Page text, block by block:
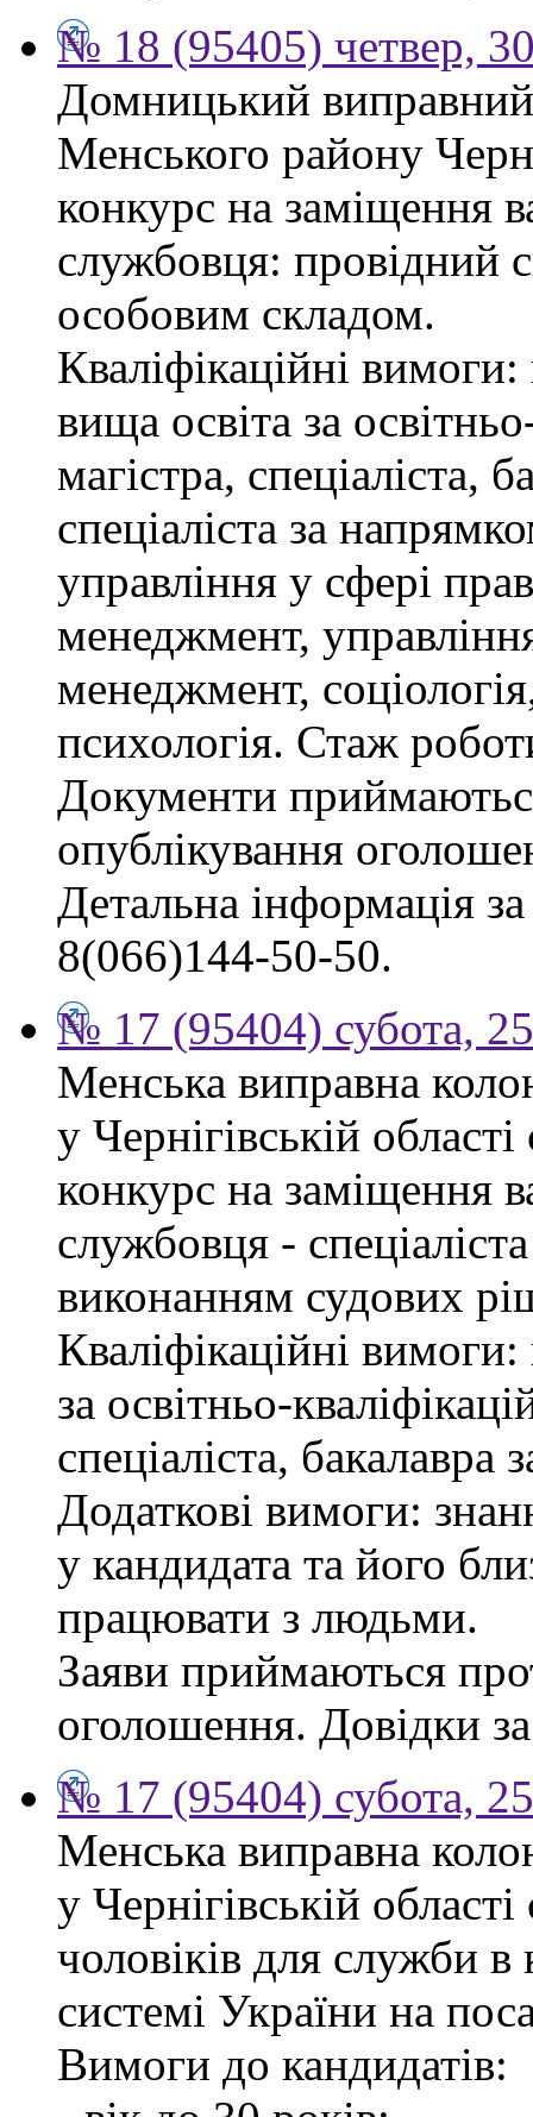
№ 18 (95405) четвер,
Домницький
Менського району
конкурс на заміщення
службовця: провідний
особовим складом.
Кваліфікаційні
вища освіта за
магістра, спеціаліста,
спеціаліста за
управління у сфері
менеджмент,
менеджмент,
психологія. Стаж
Документи
опублікування
Детальна інформація
8(066)144-50-50.
№ 17 (95404) субота,
Менська виправна
у Чернігівській
конкурс на заміщення
службовця -
виконанням судових
Кваліфікаційні
за освітньо-
спеціаліста,
Додаткові вимоги:
у кандидата та його
працювати з людьми.
Заяви приймаються
оголошення. Довідки
№ 17 (95404) субота,
Менська виправна
у Чернігівській
чоловіків для служби
системі України на
Вимоги до кандидатів: